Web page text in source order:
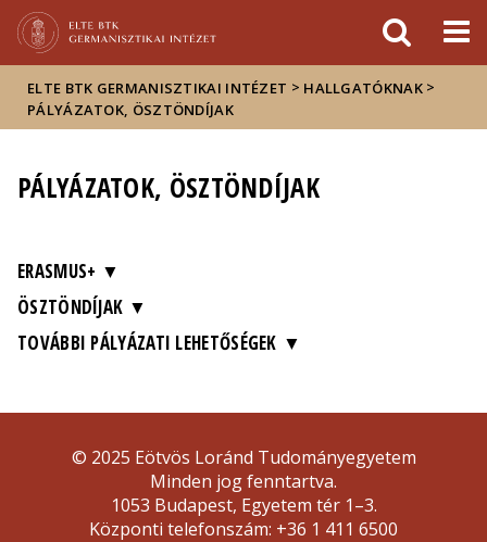
sajtóban
ELTE BTK GERMANISZTIKAI INTÉZET > HALLGATÓKNAK >
PÁLYÁZATOK, ÖSZTÖNDÍJAK
PÁLYÁZATOK, ÖSZTÖNDÍJAK
ERASMUS+
ÖSZTÖNDÍJAK
TOVÁBBI PÁLYÁZATI LEHETŐSÉGEK
© 2025 Eötvös Loránd Tudományegyetem
Minden jog fenntartva.
1053 Budapest, Egyetem tér 1–3.
Központi telefonszám: +36 1 411 6500